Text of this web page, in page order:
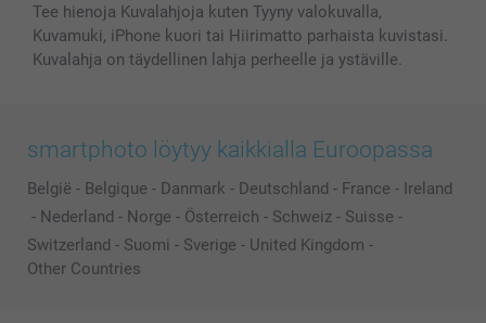
Tee hienoja Kuvalahjoja kuten Tyyny valokuvalla,
Kuvamuki, iPhone kuori tai Hiirimatto parhaista kuvistasi.
Kuvalahja on täydellinen lahja perheelle ja ystäville.
smartphoto löytyy kaikkialla Euroopassa
België - Belgique - Danmark - Deutschland - France - Ireland
- Nederland - Norge - Österreich - Schweiz - Suisse -
Switzerland - Suomi - Sverige - United Kingdom -
Other Countries